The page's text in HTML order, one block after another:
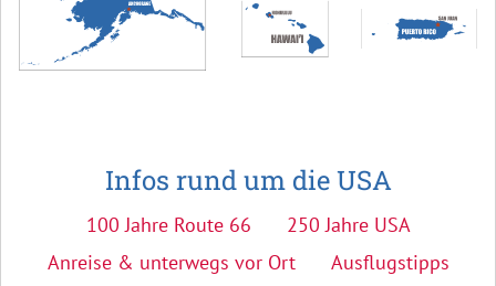
Infos rund um die USA
100 Jahre Route 66
250 Jahre USA
Anreise & unterwegs vor Ort
Ausflugstipps